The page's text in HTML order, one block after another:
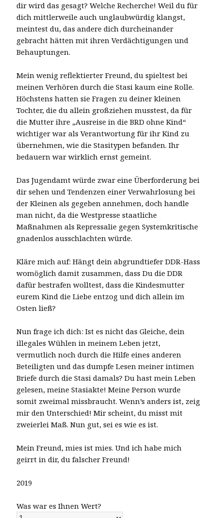
dir wird das gesagt? Welche Recherche! Weil du für
dich mittlerweile auch unglaubwürdig klangst,
meintest du, das andere dich durcheinander
gebracht hätten mit ihren Verdächtigungen und
Behauptungen.
Mein wenig reflektierter Freund, du spieltest bei
meinen Verhören durch die Stasi kaum eine Rolle.
Höchstens hatten sie Fragen zu deiner kleinen
Tochter, die du allein großziehen musstest, da für
die Mutter ihre „Ausreise in die BRD ohne Kind“
wichtiger war als Verantwortung für ihr Kind zu
übernehmen, wie die Stasitypen befanden. Ihr
bedauern war wirklich ernst gemeint.
Das Jugendamt würde zwar eine Überforderung bei
dir sehen und Tendenzen einer Verwahrlosung bei
der Kleinen als gegeben annehmen, doch handle
man nicht, da die Westpresse staatliche
Maßnahmen als Repressalie gegen Systemkritische
gnadenlos ausschlachten würde.
Kläre mich auf: Hängt dein abgrundtiefer DDR-Hass
womöglich damit zusammen, dass Du die DDR
dafür bestrafen wolltest, dass die Kindesmutter
eurem Kind die Liebe entzog und dich allein im
Osten ließ?
Nun frage ich dich: Ist es nicht das Gleiche, dein
illegales Wühlen in meinem Leben jetzt,
vermutlich noch durch die Hilfe eines anderen
Beteiligten und das dumpfe Lesen meiner intimen
Briefe durch die Stasi damals? Du hast mein Leben
gelesen, meine Stasiakte! Meine Person wurde
somit zweimal missbraucht. Wenn’s anders ist, zeig
mir den Unterschied! Mir scheint, du misst mit
zweierlei Maß. Nun gut, sei es wie es ist.
Mein Freund, mies ist mies. Und ich habe mich
geirrt in dir, du falscher Freund!
2019
Was war es Ihnen Wert?